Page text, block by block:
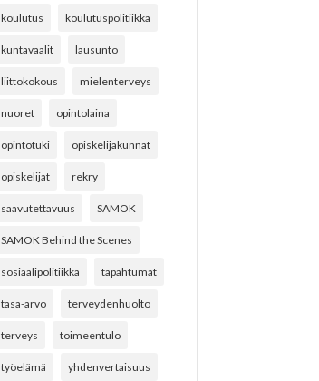
koulutus koulutuspolitiikka
kuntavaalit lausunto
liittokokous mielenterveys
nuoret opintolaina
opintotuki opiskelijakunnat
opiskelijat rekry
saavutettavuus SAMOK
SAMOK Behind the Scenes
sosiaalipolitiikka tapahtumat
tasa-arvo terveydenhuolto
terveys toimeentulo
työelämä yhdenvertaisuus